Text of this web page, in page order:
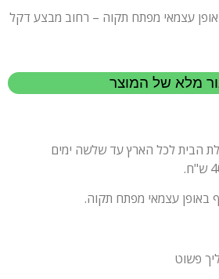
עצמאי מפתח תקוה – רחוב מבצע דקל
מלא של המוצר
הבית לכל הארץ עד שלשה ימים
באופן עצמאי מפתח תקוה.
פשוט